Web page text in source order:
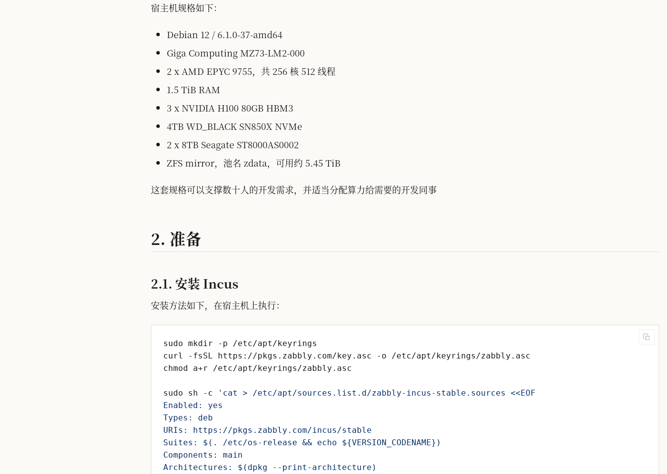
宿主机规格如下：
Debian 12 / 6.1.0-37-amd64
Giga Computing MZ73-LM2-000
2 x AMD EPYC 9755，共 256 核 512 线程
1.5 TiB RAM
3 x NVIDIA H100 80GB HBM3
4TB WD_BLACK SN850X NVMe
2 x 8TB Seagate ST8000AS0002
ZFS mirror，池名 zdata，可用约 5.45 TiB
这套规格可以支撑数十人的开发需求，并适当分配算力给需要的开发同事
2. 准备
2.1. 安装 Incus
安装方法如下，在宿主机上执行：
sudo sh -c